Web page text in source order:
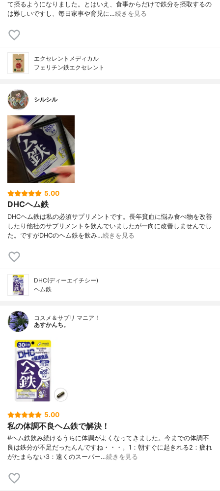
て摂るようになりました。とはいえ、食事からだけで鉄分を摂取するの
は難しいですし、毎日家事や育児に…続きを見る
エクセレントメディカル
フェリチン鉄エクセレント
シルシル
5.00
DHCヘム鉄
DHCヘム鉄は私の必須サプリメントです。長年貧血に悩み食べ物を改善
したり他社のサプリメントを飲んでいましたが一向に改善しませんでし
た。ですがDHCのヘム鉄を飲み…続きを見る
DHC(ディーエイチシー)
ヘム鉄
コスメ＆サプリ マニア！
あすかんち。
5.00
私の体調不良ヘム鉄で解決！
#ヘム鉄飲み続けるうちに体調がよくなってきました。今までの体調不
良は鉄分が不足だったんんですね・・・。1：朝すぐに起きれる2：疲れ
がたまらない3：遠くのスーパー…続きを見る